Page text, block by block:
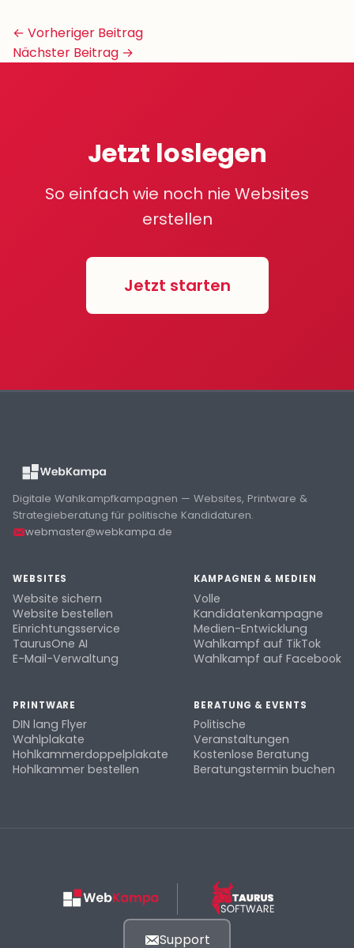
Beitrags-
Navigation
← Vorheriger Beitrag
Nächster Beitrag →
Jetzt loslegen
So einfach wie noch nie Websites
erstellen
Jetzt starten
Digitale Wahlkampfkampagnen — Websites, Printware &
Strategieberatung für politische Kandidaturen.
webmaster@webkampa.de
WEBSITES
Website sichern
Website bestellen
Einrichtungsservice
TaurusOne AI
E-Mail-Verwaltung
KAMPAGNEN & MEDIEN
Volle
Kandidatenkampagne
Medien-Entwicklung
Wahlkampf auf TikTok
Wahlkampf auf Facebook
PRINTWARE
DIN lang Flyer
Wahlplakate
Hohlkammerdoppelplakate
Hohlkammer bestellen
BERATUNG & EVENTS
Politische
Veranstaltungen
Kostenlose Beratung
Beratungstermin buchen
Support